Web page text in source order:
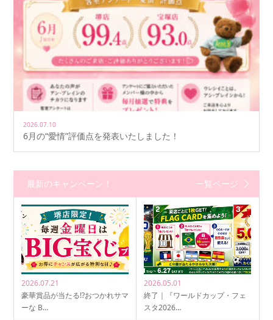
2026.07.10
6月の“愛情”評価点を発表いたしました！
最新のキャンペーン！ 一覧ページ
2026.07.21
豪華賞品が当たる!?おつかれサマ
ーな B…
2026.05.01
終了｜『ワールドカップ・フェ
スタ2026…